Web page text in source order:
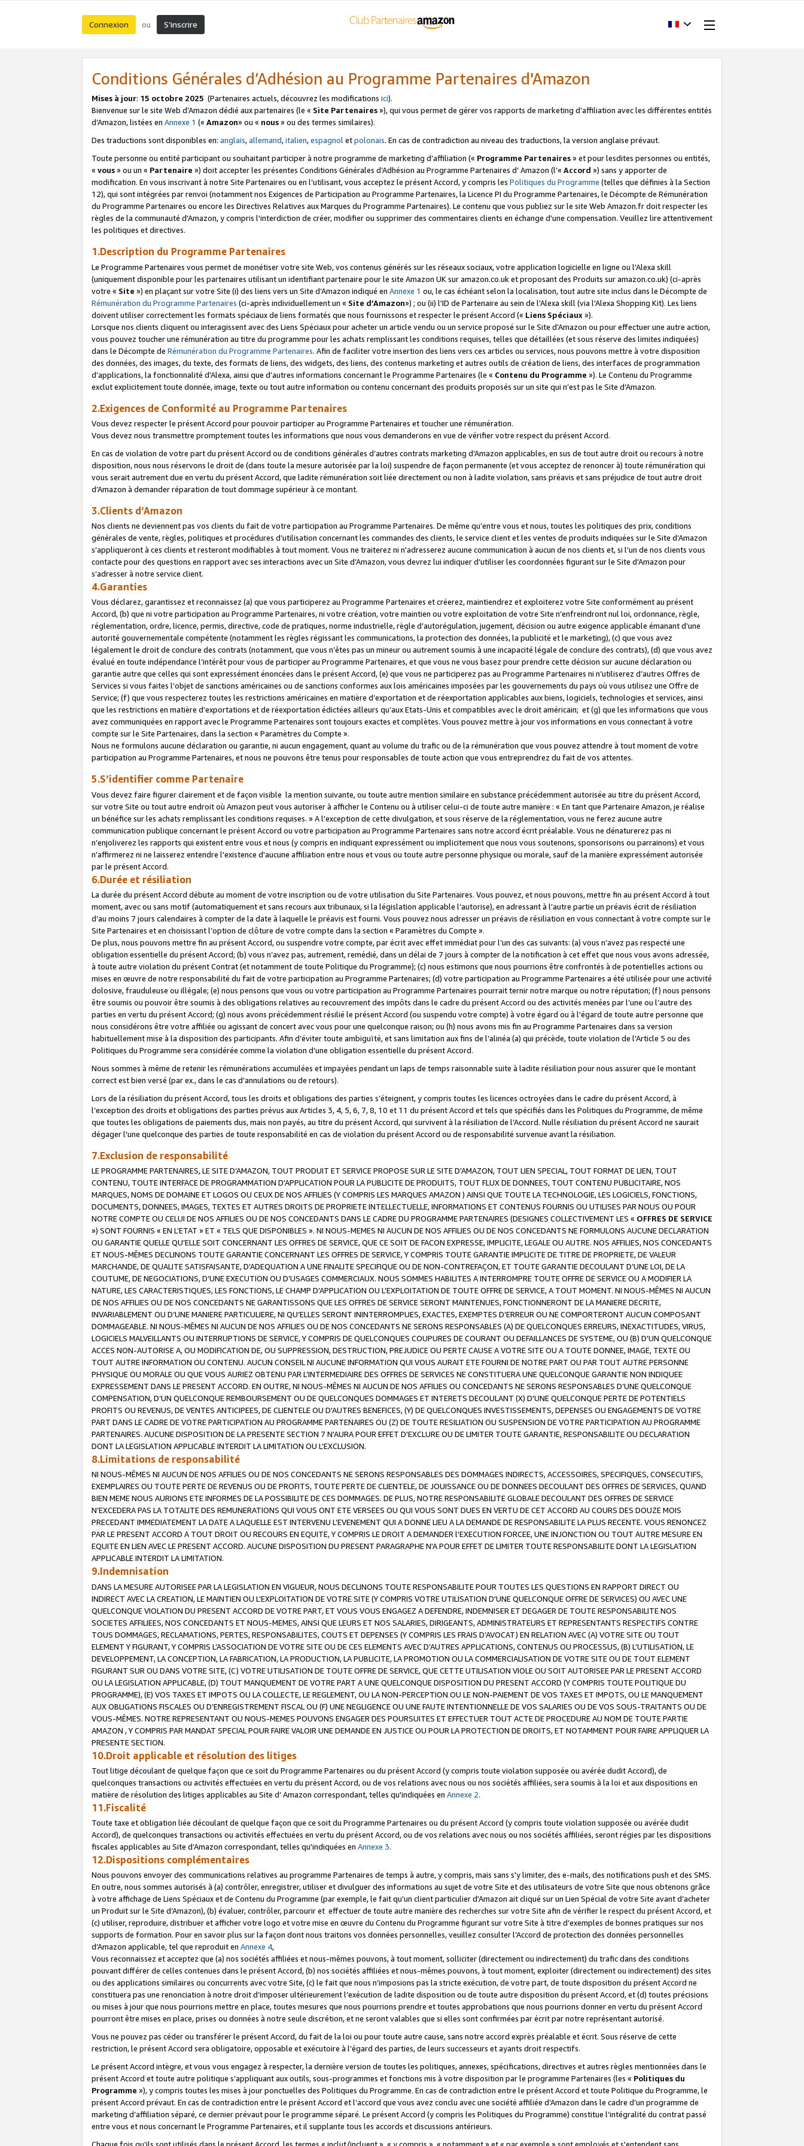
Connexion ou S’inscrire
Conditions Générales d’Adhésion au Programme Partenaires d'Amazon
Mises à jour: 15 octobre 2025 (Partenaires actuels, découvrez les modifications ici).
Bienvenue sur le site Web d’Amazon dédié aux partenaires (le « Site Partenaires»), qui vous permet de gérer vos rapports de marketing d’affiliation avec les différentes entités
d’Amazon, listées en Annexe 1 (« Amazon» ou « nous» ou des termes similaires).
Des traductions sont disponibles en: anglais,allemand,italien,espagnoletpolonais. En cas de contradiction au niveau des traductions, la version anglaise prévaut.
Toute personne ou entité participant ou souhaitant participer à notre programme de marketing d’affiliation (« Programme Partenaires» et pour lesdites personnes ou entités,
« vous» ou un « Partenaire ») doit accepter les présentes Conditions Générales d’Adhésion au Programme Partenaires d’ Amazon (l’« Accord ») sans y apporter de
modification. En vous inscrivant à notre Site Partenaires ou en l’utilisant, vous acceptez le présent Accord, y compris les Politiques du Programme (telles que définies à la Section
12), qui sont intégrées par renvoi (notamment nos Exigences de Participation au Programme Partenaires, la Licence PI du Programme Partenaires, le Décompte de Rémunération
du Programme Partenaires ou encore les Directives Relatives aux Marques du Programme Partenaires). Le contenu que vous publiez sur le site Web Amazon.fr doit respecter les
règles de la communauté d'Amazon, y compris l'interdiction de créer, modifier ou supprimer des commentaires clients en échange d'une compensation. Veuillez lire attentivement
les politiques et directives.
1.Description du Programme Partenaires
Le Programme Partenaires vous permet de monétiser votre site Web, vos contenus générés sur les réseaux sociaux, votre application logicielle en ligne ou l'Alexa skill
(uniquement disponible pour les partenaires utilisant un identifiant partenaire pour le site Amazon UK sur amazon.co.uk et proposant des Produits sur amazon.co.uk) (ci-après
votre « Site ») en plaçant sur votre Site (i) des liens vers un Site d’Amazon indiqué en Annexe 1 ou, le cas échéant selon la localisation, tout autre site inclus dans le Décompte de
Rémunération du Programme Partenaires (ci-après individuellement un « Site d’Amazon») ; ou (ii) l'ID de Partenaire au sein de l'Alexa skill (via l'Alexa Shopping Kit). Les liens
doivent utiliser correctement les formats spéciaux de liens formatés que nous fournissons et respecter le présent Accord (« Liens Spéciaux»).
Lorsque nos clients cliquent ou interagissent avec des Liens Spéciaux pour acheter un article vendu ou un service proposé sur le Site d’Amazon ou pour effectuer une autre action,
vous pouvez toucher une rémunération au titre du programme pour les achats remplissant les conditions requises, telles que détaillées (et sous réserve des limites indiquées)
dans le Décompte de Rémunération du Programme Partenaires. Afin de faciliter votre insertion des liens vers ces articles ou services, nous pouvons mettre à votre disposition
des données, des images, du texte, des formats de liens, des widgets, des liens, des contenus marketing et autres outils de création de liens, des interfaces de programmation
d’applications, la fonctionnalité d'Alexa, ainsi que d’autres informations concernant le Programme Partenaires (le « Contenu du Programme »). Le Contenu du Programme
exclut explicitement toute donnée, image, texte ou tout autre information ou contenu concernant des produits proposés sur un site qui n’est pas le Site d’Amazon.
2.Exigences de Conformité au Programme Partenaires
Vous devez respecter le présent Accord pour pouvoir participer au Programme Partenaires et toucher une rémunération.
Vous devez nous transmettre promptement toutes les informations que nous vous demanderons en vue de vérifier votre respect du présent Accord.
En cas de violation de votre part du présent Accord ou de conditions générales d’autres contrats marketing d’Amazon applicables, en sus de tout autre droit ou recours à notre
disposition, nous nous réservons le droit de (dans toute la mesure autorisée par la loi) suspendre de façon permanente (et vous acceptez de renoncer à) toute rémunération qui
vous serait autrement due en vertu du présent Accord, que ladite rémunération soit liée directement ou non à ladite violation, sans préavis et sans préjudice de tout autre droit
d’Amazon à demander réparation de tout dommage supérieur à ce montant.
3.Clients d’Amazon
Nos clients ne deviennent pas vos clients du fait de votre participation au Programme Partenaires. De même qu’entre vous et nous, toutes les politiques des prix, conditions
générales de vente, règles, politiques et procédures d’utilisation concernant les commandes des clients, le service client et les ventes de produits indiquées sur le Site d’Amazon
s’appliqueront à ces clients et resteront modifiables à tout moment. Vous ne traiterez ni n'adresserez aucune communication à aucun de nos clients et, si l’un de nos clients vous
contacte pour des questions en rapport avec ses interactions avec un Site d’Amazon, vous devrez lui indiquer d’utiliser les coordonnées figurant sur le Site d’Amazon pour
s’adresser à notre service client.
4.Garanties
Vous déclarez, garantissez et reconnaissez (a) que vous participerez au Programme Partenaires et créerez, maintiendrez et exploiterez votre Site conformément au présent
Accord, (b) que ni votre participation au Programme Partenaires, ni votre création, votre maintien ou votre exploitation de votre Site n’enfreindront nul loi, ordonnance, règle,
réglementation, ordre, licence, permis, directive, code de pratiques, norme industrielle, règle d’autorégulation, jugement, décision ou autre exigence applicable émanant d’une
autorité gouvernementale compétente (notamment les règles régissant les communications, la protection des données, la publicité et le marketing), (c) que vous avez
légalement le droit de conclure des contrats (notamment, que vous n’êtes pas un mineur ou autrement soumis à une incapacité légale de conclure des contrats), (d) que vous avez
évalué en toute indépendance l’intérêt pour vous de participer au Programme Partenaires, et que vous ne vous basez pour prendre cette décision sur aucune déclaration ou
garantie autre que celles qui sont expressément énoncées dans le présent Accord, (e) que vous ne participerez pas au Programme Partenaires ni n’utiliserez d’autres Offres de
Services si vous faites l’objet de sanctions américaines ou de sanctions conformes aux lois américaines imposées par les gouvernements du pays où vous utilisez une Offre de
Service; (f) que vous respecterez toutes les restrictions américaines en matière d’exportation et de réexportation applicables aux biens, logiciels, technologies et services, ainsi
que les restrictions en matière d’exportations et de réexportation édictées ailleurs qu’aux Etats-Unis et compatibles avec le droit américain; et (g) que les informations que vous
avez communiquées en rapport avec le Programme Partenaires sont toujours exactes et complètes. Vous pouvez mettre à jour vos informations en vous connectant à votre
compte sur le Site Partenaires, dans la section « Paramètres du Compte ».
Nous ne formulons aucune déclaration ou garantie, ni aucun engagement, quant au volume du trafic ou de la rémunération que vous pouvez attendre à tout moment de votre
participation au Programme Partenaires, et nous ne pouvons être tenus pour responsables de toute action que vous entreprendrez du fait de vos attentes.
5.S’identifier comme Partenaire
Vous devez faire figurer clairement et de façon visible la mention suivante, ou toute autre mention similaire en substance précédemment autorisée au titre du présent Accord,
sur votre Site ou tout autre endroit où Amazon peut vous autoriser à afficher le Contenu ou à utiliser celui-ci de toute autre manière : « En tant que Partenaire Amazon, je réalise
un bénéfice sur les achats remplissant les conditions requises. » A l’exception de cette divulgation, et sous réserve de la réglementation, vous ne ferez aucune autre
communication publique concernant le présent Accord ou votre participation au Programme Partenaires sans notre accord écrit préalable. Vous ne dénaturerez pas ni
n’enjoliverez les rapports qui existent entre vous et nous (y compris en indiquant expressément ou implicitement que nous vous soutenons, sponsorisons ou parrainons) et vous
n’affirmerez ni ne laisserez entendre l'existence d'aucune affiliation entre nous et vous ou toute autre personne physique ou morale, sauf de la manière expressément autorisée
par le présent Accord.
6.Durée et résiliation
La durée du présent Accord débute au moment de votre inscription ou de votre utilisation du Site Partenaires. Vous pouvez, et nous pouvons, mettre fin au présent Accord à tout
moment, avec ou sans motif (automatiquement et sans recours aux tribunaux, si la législation applicable l’autorise), en adressant à l’autre partie un préavis écrit de résiliation
d’au moins 7 jours calendaires à compter de la date à laquelle le préavis est fourni. Vous pouvez nous adresser un préavis de résiliation en vous connectant à votre compte sur le
Site Partenaires et en choisissant l’option de clôture de votre compte dans la section « Paramètres du Compte ».
De plus, nous pouvons mettre fin au présent Accord, ou suspendre votre compte, par écrit avec effet immédiat pour l’un des cas suivants: (a) vous n’avez pas respecté une
obligation essentielle du présent Accord; (b) vous n’avez pas, autrement, remédié, dans un délai de 7 jours à compter de la notification à cet effet que nous vous avons adressée,
à toute autre violation du présent Contrat (et notamment de toute Politique du Programme); (c) nous estimons que nous pourrions être confrontés à de potentielles actions ou
mises en œuvre de notre responsabilité du fait de votre participation au Programme Partenaires; (d) votre participation au Programme Partenaires a été utilisée pour une activité
dolosive, frauduleuse ou illégale; (e) nous pensons que vous ou votre participation au Programme Partenaires pourrait ternir notre marque ou notre réputation; (f) nous pensons
être soumis ou pouvoir être soumis à des obligations relatives au recouvrement des impôts dans le cadre du présent Accord ou des activités menées par l’une ou l’autre des
parties en vertu du présent Accord; (g) nous avons précédemment résilié le présent Accord (ou suspendu votre compte) à votre égard ou à l'égard de toute autre personne que
nous considérons être votre affiliée ou agissant de concert avec vous pour une quelconque raison; ou (h) nous avons mis fin au Programme Partenaires dans sa version
habituellement mise à la disposition des participants. Afin d’éviter toute ambiguïté, et sans limitation aux fins de l’alinéa (a) qui précède, toute violation de l’Article 5 ou des
Politiques du Programme sera considérée comme la violation d’une obligation essentielle du présent Accord.
Nous sommes à même de retenir les rémunérations accumulées et impayées pendant un laps de temps raisonnable suite à ladite résiliation pour nous assurer que le montant
correct est bien versé (par ex., dans le cas d’annulations ou de retours).
Lors de la résiliation du présent Accord, tous les droits et obligations des parties s’éteignent, y compris toutes les licences octroyées dans le cadre du présent Accord, à
l’exception des droits et obligations des parties prévus aux Articles 3, 4, 5, 6, 7, 8, 10 et 11 du présent Accord et tels que spécifiés dans les Politiques du Programme, de même
que toutes les obligations de paiements dus, mais non payés, au titre du présent Accord, qui survivent à la résiliation de l’Accord. Nulle résiliation du présent Accord ne saurait
dégager l'une quelconque des parties de toute responsabilité en cas de violation du présent Accord ou de responsabilité survenue avant la résiliation.
7.Exclusion de responsabilité
LE PROGRAMME PARTENAIRES, LE SITE D’AMAZON, TOUT PRODUIT ET SERVICE PROPOSE SUR LE SITE D’AMAZON, TOUT LIEN SPECIAL, TOUT FORMAT DE LIEN, TOUT
CONTENU, TOUTE INTERFACE DE PROGRAMMATION D'APPLICATION POUR LA PUBLICITE DE PRODUITS, TOUT FLUX DE DONNEES, TOUT CONTENU PUBLICITAIRE, NOS
MARQUES, NOMS DE DOMAINE ET LOGOS OU CEUX DE NOS AFFILIES (Y COMPRIS LES MARQUES AMAZON ) AINSI QUE TOUTE LA TECHNOLOGIE, LES LOGICIELS, FONCTIONS,
DOCUMENTS, DONNEES, IMAGES, TEXTES ET AUTRES DROITS DE PROPRIETE INTELLECTUELLE, INFORMATIONS ET CONTENUS FOURNIS OU UTILISES PAR NOUS OU POUR
NOTRE COMPTE OU CELUI DE NOS AFFILIES OU DE NOS CONCEDANTS DANS LE CADRE DU PROGRAMME PARTENAIRES (DESIGNES COLLECTIVEMENT LES « OFFRES DE SERVICE
») SONT FOURNIS « EN L’ETAT » ET « TELS QUE DISPONIBLES ». NI NOUS-MEMES NI AUCUN DE NOS AFFILIES OU DE NOS CONCEDANTS NE FORMULONS AUCUNE DECLARATION
OU GARANTIE QUELLE QU’ELLE SOIT CONCERNANT LES OFFRES DE SERVICE, QUE CE SOIT DE FACON EXPRESSE, IMPLICITE, LEGALE OU AUTRE. NOS AFFILIES, NOS CONCEDANTS
ET NOUS-MÊMES DECLINONS TOUTE GARANTIE CONCERNANT LES OFFRES DE SERVICE, Y COMPRIS TOUTE GARANTIE IMPLICITE DE TITRE DE PROPRIETE, DE VALEUR
MARCHANDE, DE QUALITE SATISFAISANTE, D’ADEQUATION A UNE FINALITE SPECIFIQUE OU DE NON-CONTREFAÇON, ET TOUTE GARANTIE DECOULANT D’UNE LOI, DE LA
COUTUME, DE NEGOCIATIONS, D’UNE EXECUTION OU D’USAGES COMMERCIAUX. NOUS SOMMES HABILITES A INTERROMPRE TOUTE OFFRE DE SERVICE OU A MODIFIER LA
NATURE, LES CARACTERISTIQUES, LES FONCTIONS, LE CHAMP D’APPLICATION OU L’EXPLOITATION DE TOUTE OFFRE DE SERVICE, A TOUT MOMENT. NI NOUS-MÊMES NI AUCUN
DE NOS AFFILIES OU DE NOS CONCEDANTS NE GARANTISSONS QUE LES OFFRES DE SERVICE SERONT MAINTENUES, FONCTIONNERONT DE LA MANIERE DECRITE,
INVARIABLEMENT OU D’UNE MANIERE PARTICULIERE, NI QU’ELLES SERONT ININTERROMPUES, EXACTES, EXEMPTES D’ERREUR OU NE COMPORTERONT AUCUN COMPOSANT
DOMMAGEABLE. NI NOUS-MÊMES NI AUCUN DE NOS AFFILIES OU DE NOS CONCEDANTS NE SERONS RESPONSABLES (A) DE QUELCONQUES ERREURS, INEXACTITUDES, VIRUS,
LOGICIELS MALVEILLANTS OU INTERRUPTIONS DE SERVICE, Y COMPRIS DE QUELCONQUES COUPURES DE COURANT OU DEFAILLANCES DE SYSTEME, OU (B) D'UN QUELCONQUE
ACCES NON-AUTORISE A, OU MODIFICATION DE, OU SUPPRESSION, DESTRUCTION, PREJUDICE OU PERTE CAUSE A VOTRE SITE OU A TOUTE DONNEE, IMAGE, TEXTE OU
TOUT AUTRE INFORMATION OU CONTENU. AUCUN CONSEIL NI AUCUNE INFORMATION QUI VOUS AURAIT ETE FOURNI DE NOTRE PART OU PAR TOUT AUTRE PERSONNE
PHYSIQUE OU MORALE OU QUE VOUS AURIEZ OBTENU PAR L’INTERMEDIAIRE DES OFFRES DE SERVICES NE CONSTITUERA UNE QUELCONQUE GARANTIE NON INDIQUEE
EXPRESSEMENT DANS LE PRESENT ACCORD. EN OUTRE, NI NOUS-MÊMES NI AUCUN DE NOS AFFILIES OU CONCEDANTS NE SERONS RESPONSABLES D’UNE QUELCONQUE
COMPENSATION, D’UN QUELCONQUE REMBOURSEMENT OU DE QUELCONQUES DOMMAGES ET INTERETS DECOULANT (X) D'UNE QUELCONQUE PERTE DE POTENTIELS
PROFITS OU REVENUS, DE VENTES ANTICIPEES, DE CLIENTELE OU D'AUTRES BENEFICES, (Y) DE QUELCONQUES INVESTISSEMENTS, DEPENSES OU ENGAGEMENTS DE VOTRE
PART DANS LE CADRE DE VOTRE PARTICIPATION AU PROGRAMME PARTENAIRES OU (Z) DE TOUTE RESILIATION OU SUSPENSION DE VOTRE PARTICIPATION AU PROGRAMME
PARTENAIRES. AUCUNE DISPOSITION DE LA PRESENTE SECTION 7 N'AURA POUR EFFET D'EXCLURE OU DE LIMITER TOUTE GARANTIE, RESPONSABILITE OU DECLARATION
DONT LA LEGISLATION APPLICABLE INTERDIT LA LIMITATION OU L’EXCLUSION.
8.Limitations de responsabilité
NI NOUS-MÊMES NI AUCUN DE NOS AFFILIES OU DE NOS CONCEDANTS NE SERONS RESPONSABLES DES DOMMAGES INDIRECTS, ACCESSOIRES, SPECIFIQUES, CONSECUTIFS,
EXEMPLAIRES OU TOUTE PERTE DE REVENUS OU DE PROFITS, TOUTE PERTE DE CLIENTELE, DE JOUISSANCE OU DE DONNEES DECOULANT DES OFFRES DE SERVICES, QUAND
BIEN MEME NOUS AURIONS ETE INFORMES DE LA POSSIBILITE DE CES DOMMAGES. DE PLUS, NOTRE RESPONSABILITE GLOBALE DECOULANT DES OFFRES DE SERVICE
N’EXCEDERA PAS LA TOTALITE DES REMUNERATIONS QUI VOUS ONT ETE VERSEES OU QUI VOUS SONT DUES EN VERTU DE CET ACCORD AU COURS DES DOUZE MOIS
PRECEDANT IMMEDIATEMENT LA DATE A LAQUELLE EST INTERVENU L’EVENEMENT QUI A DONNE LIEU A LA DEMANDE DE RESPONSABILITE LA PLUS RECENTE. VOUS RENONCEZ
PAR LE PRESENT ACCORD A TOUT DROIT OU RECOURS EN EQUITE, Y COMPRIS LE DROIT A DEMANDER l'EXECUTION FORCEE, UNE INJONCTION OU TOUT AUTRE MESURE EN
EQUITE EN LIEN AVEC LE PRESENT ACCORD. AUCUNE DISPOSITION DU PRESENT PARAGRAPHE N'A POUR EFFET DE LIMITER TOUTE RESPONSABILITE DONT LA LEGISLATION
APPLICABLE INTERDIT LA LIMITATION.
9.Indemnisation
DANS LA MESURE AUTORISEE PAR LA LEGISLATION EN VIGUEUR, NOUS DECLINONS TOUTE RESPONSABILITE POUR TOUTES LES QUESTIONS EN RAPPORT DIRECT OU
INDIRECT AVEC LA CREATION, LE MAINTIEN OU L’EXPLOITATION DE VOTRE SITE (Y COMPRIS VOTRE UTILISATION D'UNE QUELCONQUE OFFRE DE SERVICES) OU AVEC UNE
QUELCONQUE VIOLATION DU PRESENT ACCORD DE VOTRE PART, ET VOUS VOUS ENGAGEZ A DEFENDRE, INDEMNISER ET DEGAGER DE TOUTE RESPONSABILITE NOS
SOCIETES AFFILIEES, NOS CONCEDANTS ET NOUS-MEMES, AINSI QUE LEURS ET NOS SALARIES, DIRIGEANTS, ADMINISTRATEURS ET REPRESENTANTS RESPECTIFS CONTRE
TOUS DOMMAGES, RECLAMATIONS, PERTES, RESPONSABILITES, COUTS ET DEPENSES (Y COMPRIS LES FRAIS D’AVOCAT) EN RELATION AVEC (A) VOTRE SITE OU TOUT
ELEMENT Y FIGURANT, Y COMPRIS L’ASSOCIATION DE VOTRE SITE OU DE CES ELEMENTS AVEC D’AUTRES APPLICATIONS, CONTENUS OU PROCESSUS, (B) L’UTILISATION, LE
DEVELOPPEMENT, LA CONCEPTION, LA FABRICATION, LA PRODUCTION, LA PUBLICITE, LA PROMOTION OU LA COMMERCIALISATION DE VOTRE SITE OU DE TOUT ELEMENT
FIGURANT SUR OU DANS VOTRE SITE, (C) VOTRE UTILISATION DE TOUTE OFFRE DE SERVICE, QUE CETTE UTILISATION VIOLE OU SOIT AUTORISEE PAR LE PRESENT ACCORD
OU LA LEGISLATION APPLICABLE, (D) TOUT MANQUEMENT DE VOTRE PART A UNE QUELCONQUE DISPOSITION DU PRESENT ACCORD (Y COMPRIS TOUTE POLITIQUE DU
PROGRAMME), (E) VOS TAXES ET IMPOTS OU LA COLLECTE, LE REGLEMENT, OU LA NON-PERCEPTION OU LE NON-PAIEMENT DE VOS TAXES ET IMPOTS, OU LE MANQUEMENT
AUX OBLIGATIONS FISCALES OU D’ENREGISTREMENT FISCAL OU (F) UNE NEGLIGENCE OU UNE FAUTE INTENTIONNELLE DE VOS SALARIES OU DE VOS SOUS-TRAITANTS OU DE
VOUS-MÊMES. NOTRE REPRESENTANT OU NOUS-MEMES POUVONS ENGAGER DES POURSUITES ET EFFECTUER TOUT ACTE DE PROCEDURE AU NOM DE TOUTE PARTIE
AMAZON , Y COMPRIS PAR MANDAT SPECIAL POUR FAIRE VALOIR UNE DEMANDE EN JUSTICE OU POUR LA PROTECTION DE DROITS, ET NOTAMMENT POUR FAIRE APPLIQUER LA
PRESENTE SECTION.
10.Droit applicable et résolution des litiges
Tout litige découlant de quelque façon que ce soit du Programme Partenaires ou du présent Accord (y compris toute violation supposée ou avérée dudit Accord), de
quelconques transactions ou activités effectuées en vertu du présent Accord, ou de vos relations avec nous ou nos sociétés affiliées, sera soumis à la loi et aux dispositions en
matière de résolution des litiges applicables au Site d’ Amazon correspondant, telles qu'indiquées en Annexe 2.
11.Fiscalité
Toute taxe et obligation liée découlant de quelque façon que ce soit du Programme Partenaires ou du présent Accord (y compris toute violation supposée ou avérée dudit
Accord), de quelconques transactions ou activités effectuées en vertu du présent Accord, ou de vos relations avec nous ou nos sociétés affiliées, seront régies par les dispositions
fiscales applicables au Site d’Amazon correspondant, telles qu'indiquées en Annexe 3.
12.Dispositions complémentaires
Nous pouvons envoyer des communications relatives au programme Partenaires de temps à autre, y compris, mais sans s'y limiter, des e-mails, des notifications push et des SMS.
En outre, nous sommes autorisés à (a) contrôler, enregistrer, utiliser et divulguer des informations au sujet de votre Site et des utilisateurs de votre Site que nous obtenons grâce
à votre affichage de Liens Spéciaux et de Contenu du Programme (par exemple, le fait qu’un client particulier d'Amazon ait cliqué sur un Lien Spécial de votre Site avant d’acheter
un Produit sur le Site d’Amazon), (b) évaluer, contrôler, parcourir et effectuer de toute autre manière des recherches sur votre Site afin de vérifier le respect du présent Accord, et
(c) utiliser, reproduire, distribuer et afficher votre logo et votre mise en œuvre du Contenu du Programme figurant sur votre Site à titre d’exemples de bonnes pratiques sur nos
supports de formation. Pour en savoir plus sur la façon dont nous traitons vos données personnelles, veuillez consulter l’Accord de protection des données personnelles
d’Amazon applicable, tel que reproduit en Annexe 4,
Vous reconnaissez et acceptez que (a) nos sociétés affiliées et nous-mêmes pouvons, à tout moment, solliciter (directement ou indirectement) du trafic dans des conditions
pouvant différer de celles contenues dans le présent Accord, (b) nos sociétés affiliées et nous-mêmes pouvons, à tout moment, exploiter (directement ou indirectement) des sites
ou des applications similaires ou concurrents avec votre Site, (c) le fait que nous n’imposions pas la stricte exécution, de votre part, de toute disposition du présent Accord ne
constituera pas une renonciation à notre droit d’imposer ultérieurement l’exécution de ladite disposition ou de toute autre disposition du présent Accord, et (d) toutes précisions
ou mises à jour que nous pourrions mettre en place, toutes mesures que nous pourrions prendre et toutes approbations que nous pourrions donner en vertu du présent Accord
pourront être mises en place, prises ou données à notre seule discrétion, et ne seront valables que si elles sont confirmées par écrit par notre représentant autorisé.
Vous ne pouvez pas céder ou transférer le présent Accord, du fait de la loi ou pour toute autre cause, sans notre accord exprès préalable et écrit. Sous réserve de cette
restriction, le présent Accord sera obligatoire, opposable et exécutoire à l’égard des parties, de leurs successeurs et ayants droit respectifs.
Le présent Accord intègre, et vous vous engagez à respecter, la dernière version de toutes les politiques, annexes, spécifications, directives et autres règles mentionnées dans le
présent Accord et toute autre politique s’appliquant aux outils, sous-programmes et fonctions mis à votre disposition par le programme Partenaires (les « Politiques du
Programme »), y compris toutes les mises à jour ponctuelles des Politiques du Programme. En cas de contradiction entre le présent Accord et toute Politique du Programme, le
présent Accord prévaut. En cas de contradiction entre le présent Accord et l’accord que vous avez conclu avec une société affiliée d’Amazon dans le cadre d’un programme de
marketing d’affiliation séparé, ce dernier prévaut pour le programme séparé. Le présent Accord (y compris les Politiques du Programme) constitue l’intégralité du contrat passé
entre vous et nous concernant le Programme Partenaires, et il supplante tous les accords et discussions antérieurs.